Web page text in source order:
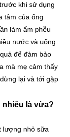
khi sử dụng
tâm của ống
làm ẩm phễu
nước và uống
để đảm bảo
mà mẹ cảm thấy
lại và tới gặp
nhiêu là vừa?
lượng nhỏ sữa